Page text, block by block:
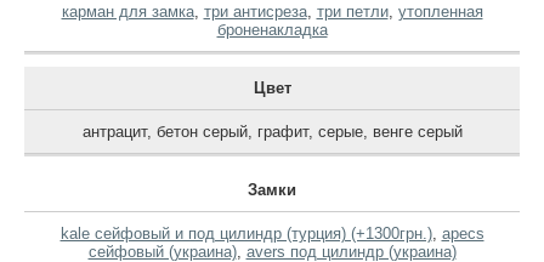
карман для замка, три антисреза, три петли, утопленная
броненакладка
Цвет
антрацит, бетон серый, графит, серые, венге серый
Замки
kale сейфовый и под цилиндр (турция) (+1300грн.), apecs
сейфовый (украина), avers под цилиндр (украина)